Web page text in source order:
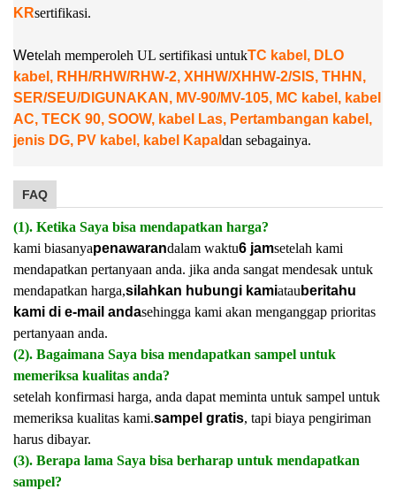
KRsertifikasi.
Wetelah memperoleh UL sertifikasi untukTC kabel, DLO
kabel, RHH/RHW/RHW-2, XHHW/XHHW-2/SIS, THHN,
SER/SEU/DIGUNAKAN, MV-90/MV-105, MC kabel, kabel
AC, TECK 90, SOOW, kabel Las, Pertambangan kabel,
jenis DG, PV kabel, kabel Kapal dan sebagainya.
FAQ
(1). Ketika Saya bisa mendapatkan harga?
kami biasanyapenawarandalam waktu6 jamsetelah kami
mendapatkan pertanyaan anda. jika anda sangat mendesak untuk
mendapatkan harga,silahkan hubungi kamiatau beritahu
kami di e-mail andasehingga kami akan menganggap prioritas
pertanyaan anda.
(2). Bagaimana Saya bisa mendapatkan sampel untuk
memeriksa kualitas anda?
setelah konfirmasi harga, anda dapat meminta untuk sampel untuk
memeriksa kualitas kami.sampel gratis, tapi biaya pengiriman
harus dibayar.
(3). Berapa lama Saya bisa berharap untuk mendapatkan
sampel?